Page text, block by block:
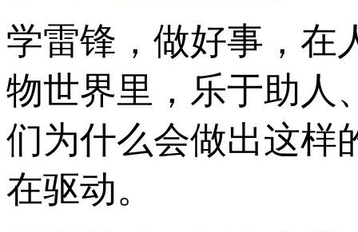
学雷锋，做好事，在
物世界里，乐于助人
们为什么会做出这样
在驱动。